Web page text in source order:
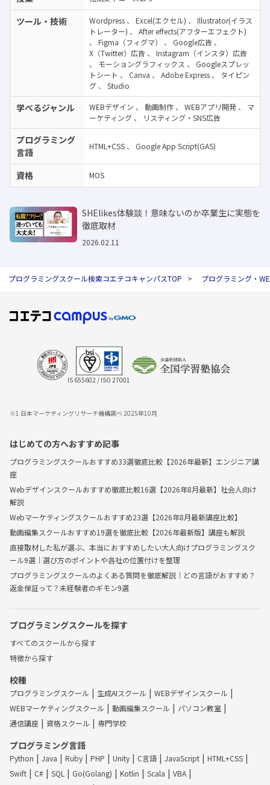
ツール・技術 Wordpress 、 Excel(エクセル) 、 Illustrator(イラス
トレーター) 、 After effects(アフターエフェクト)
、 Figma（フィグマ） 、 Google広告 、
X（Twitter）広告 、 Instagram（インスタ）広告
、 モーショングラフィックス 、 Googleスプレッ
トシート 、 Canva 、 Adobe Express 、 タイピン
グ 、 Studio
学べるジャンル WEBデザイン 、 動画制作 、 WEBアプリ開発 、 マ
ーケティング 、 リスティング・SNS広告
プログラミング
言語
HTML+CSS 、 Google App Script(GAS)
資格 MOS
SHElikes体験談！意味ないのか卒業生に実態を
徹底取材
2026.02.11
プログラミングスクール検索コエテコキャンパスTOP プログラミング・
IS 655602 / ISO 27001
※1 日本マーケティングリサーチ機構調べ 2025年10月
はじめての方へおすすめ記事
プログラミングスクールおすすめ33選徹底比較【2026年最新】エンジニア講
座
Webデザインスクールおすすめ徹底比較16選【2026年8月最新】社会人向け
解説
Webマーケティングスクールおすすめ23選【2026年8月最新講座比較】
動画編集スクールおすすめ19選を徹底比較【2026年最新版】講座も解説
直接取材した私が選ぶ、本当におすすめしたい大人向けプログラミングスク
ール9選｜選び方のポイントや各社の位置付けを整理
プログラミングスクールのよくある質問を徹底解説｜どの言語がおすすめ？
返金保証って？未経験者のギモン9選
プログラミングスクールを探す
すべてのスクールから探す
特徴から探す
校種
プログラミングスクール 生成AIスクール
WEBデザインスクール
WEBマーケティングスクール
動画編集スクール
パソコン教室
通信講座
資格スクール 専門学校
プログラミング言語
Python Java Ruby PHP Unity C言語 JavaScript
HTML+CSS
Swift
C# SQL Go(Golang) Kotlin Scala
VBA